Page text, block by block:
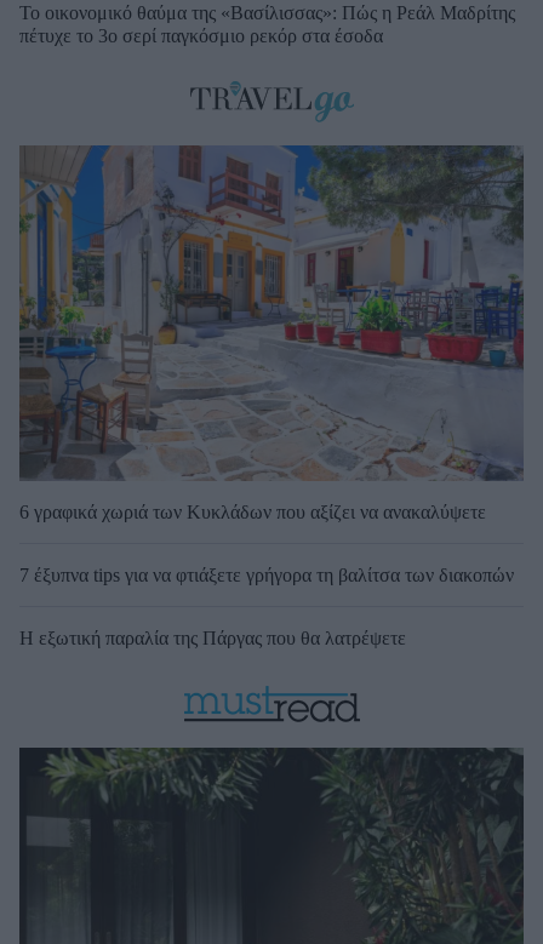
Το οικονομικό θαύμα της «Βασίλισσας»: Πώς η Ρεάλ Μαδρίτης
πέτυχε το 3ο σερί παγκόσμιο ρεκόρ στα έσοδα
6 γραφικά χωριά των Κυκλάδων που αξίζει να ανακαλύψετε
7 έξυπνα tips για να φτιάξετε γρήγορα τη βαλίτσα των διακοπών
Η εξωτική παραλία της Πάργας που θα λατρέψετε